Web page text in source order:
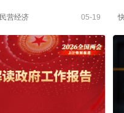
民营经济 05-19